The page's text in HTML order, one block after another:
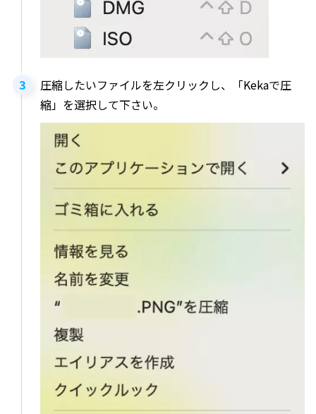
圧縮したいファイルを左クリックし、「Kekaで圧
縮」を選択して下さい。